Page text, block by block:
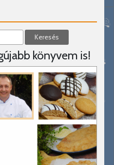
könyvem is!